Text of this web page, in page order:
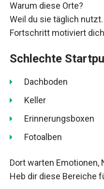
Warum diese Orte?
Weil du sie täglich
Fortschritt motiviert
Schlechte
Dachboden
Keller
Erinnerungsboxen
Fotoalben
Dort warten Emotionen,
Heb dir diese Bereiche